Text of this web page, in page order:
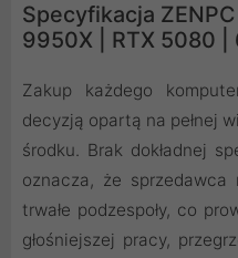
Specyfikacja
9950X | RTX 5080 |
Zakup każdego
decyzją opartą na pełnej
środku. Brak dokładnej
oznacza, że
trwałe podzespoły, co
głośniejszej pracy,